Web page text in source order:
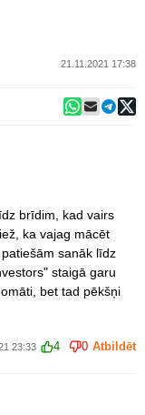
21.11.2021 17:38
brīdim, kad vairs
ka vajag mācēt
sanāk līdz
staigā garu
bet tad pēkšņi
23:33 4 0 Atbildēt